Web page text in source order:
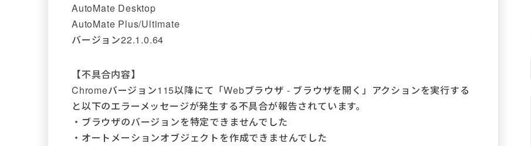
AutoMate Desktop
AutoMate Plus/Ultimate
バージョン22.1.0.64
【不具合内容】
Chromeバージョン115以降にて「Webブラウザ - ブラウザを開く」アクションを実行する
と以下のエラーメッセージが発生する不具合が報告されています。
・ブラウザのバージョンを特定できませんでした
・オートメーションオブジェクトを作成できませんでした